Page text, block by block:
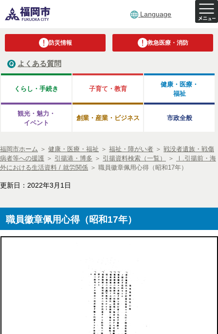
Language
防災情報 救急医療・消防
よくある質問
くらし・手続き 子育て・教育
健康・医療・
福祉
観光・魅力・
イベント
創業・産業・ビジネス 市政全般
福岡市ホーム ＞ 健康・医療・福祉 ＞ 福祉・障がい者 ＞ 戦没者遺族・戦傷
病者等への援護 ＞ 引揚港・博多 ＞ 引揚資料検索（一覧） ＞
Ⅰ.引揚前・海
外における生活資料 / 就労関係 ＞ 職員徽章佩用心得（昭和17年）
更新日：2022年3月1日
職員徽章佩用心得（昭和17年）